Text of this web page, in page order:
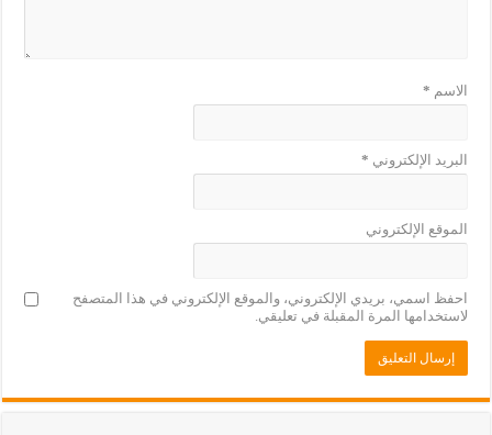
الاسم *
البريد الإلكتروني *
الموقع الإلكتروني
احفظ اسمي، بريدي الإلكتروني، والموقع الإلكتروني في هذا المتصفح
لاستخدامها المرة المقبلة في تعليقي.